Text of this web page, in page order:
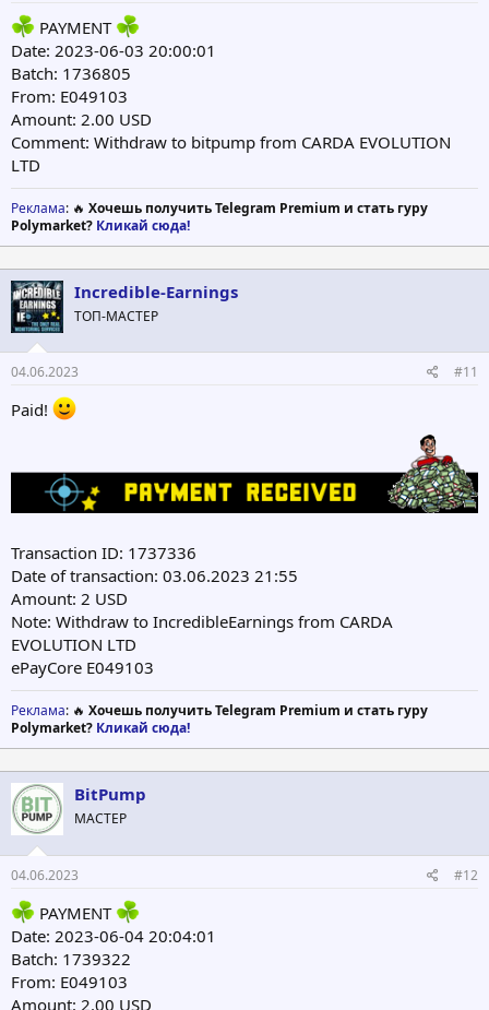
PAYMENT
Date: 2023-06-03 20:00:01
Batch: 1736805
From: E049103
Amount: 2.00 USD
Comment: Withdraw to bitpump from CARDA EVOLUTION
LTD
Реклама: 🔥 Хочешь получить Telegram Premium и стать гуру
Polymarket? Кликай сюда!
Incredible-Earnings
ТОП-МАСТЕР
04.06.2023 #11
Paid!
Transaction ID: 1737336
Date of transaction: 03.06.2023 21:55
Amount: 2 USD
Note: Withdraw to IncredibleEarnings from CARDA
EVOLUTION LTD
ePayCore E049103
Реклама: 🔥 Хочешь получить Telegram Premium и стать гуру
Polymarket? Кликай сюда!
BitPump
МАСТЕР
04.06.2023 #12
PAYMENT
Date: 2023-06-04 20:04:01
Batch: 1739322
From: E049103
Amount: 2.00 USD